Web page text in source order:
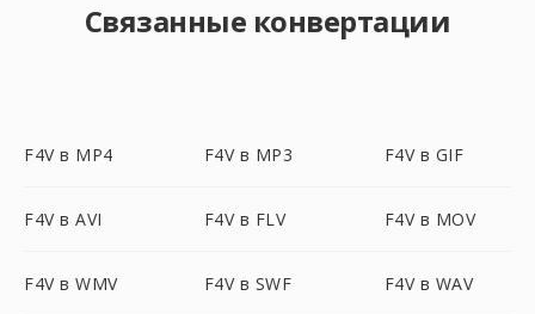
Связанные конвертации
F4V в MP4 F4V в MP3 F4V в GIF
F4V в AVI F4V в FLV F4V в MOV
F4V в WMV F4V в SWF F4V в WAV